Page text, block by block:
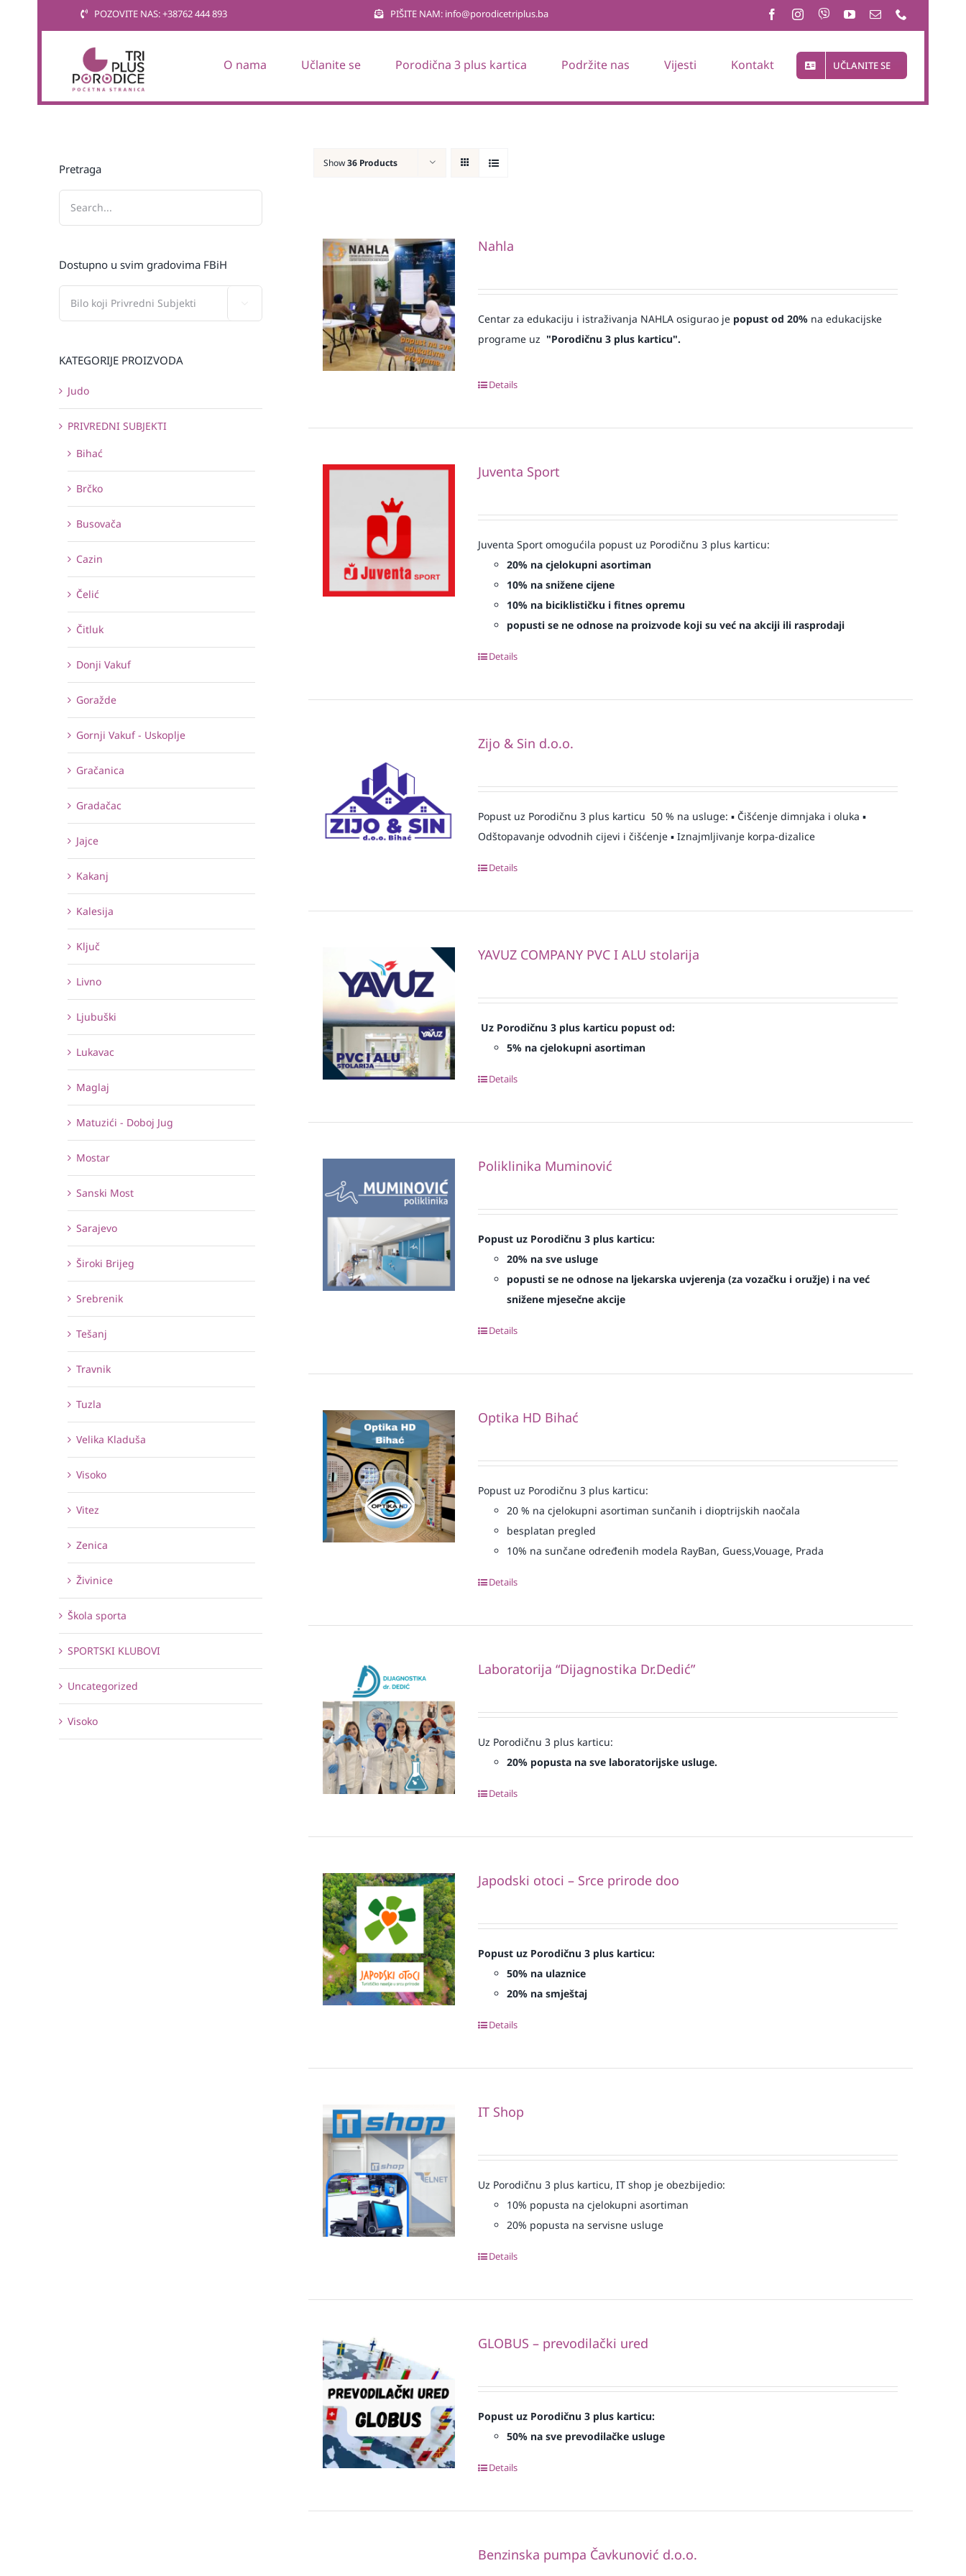
POZOVITE NAS: +38762 444 893 PIŠITE NAM: info@porodicetriplus.ba
O nama Učlanite se Porodična 3 plus kartica Podržite nas Vijesti Kontakt UČLANITE SE
Show36 Products
Nahla
Centar za edukaciju i istraživanja NAHLA osigurao je popust od 20% na edukacijske
programe uz "Porodičnu 3 plus karticu".
Details
Juventa Sport
Juventa Sport omogućila popust uz Porodičnu 3 plus karticu:
20% na cjelokupni asortiman
10% na snižene cijene
10% na biciklističku i fitnes opremu
popusti se ne odnose na proizvode koji su već na akciji ili rasprodaji
Details
Zijo & Sin d.o.o.
Popust uz Porodičnu 3 plus karticu 50 % na usluge: ▪️ Čišćenje dimnjaka i oluka ▪️
Odštopavanje odvodnih cijevi i čišćenje ▪️ Iznajmljivanje korpa-dizalice
Details
YAVUZ COMPANY PVC I ALU stolarija
Uz Porodičnu 3 plus karticu popust od:
5% na cjelokupni asortiman
Details
Poliklinika Muminović
Popust uz Porodičnu 3 plus karticu:
20% na sve usluge
popusti se ne odnose na ljekarska uvjerenja (za vozačku i oružje) i na već
snižene mjesečne akcije
Details
Optika HD Bihać
Popust uz Porodičnu 3 plus karticu:
20 % na cjelokupni asortiman sunčanih i dioptrijskih naočala
besplatan pregled
10% na sunčane određenih modela RayBan, Guess,Vouage, Prada
Details
Laboratorija “Dijagnostika Dr.Dedić”
Uz Porodičnu 3 plus karticu:
20% popusta na sve laboratorijske usluge.
Details
Japodski otoci – Srce prirode doo
Popust uz Porodičnu 3 plus karticu:
50% na ulaznice
20% na smještaj
Details
IT Shop
Uz Porodičnu 3 plus karticu, IT shop je obezbijedio:
10% popusta na cjelokupni asortiman
20% popusta na servisne usluge
Details
GLOBUS – prevodilački ured
Popust uz Porodičnu 3 plus karticu:
50% na sve prevodilačke usluge
Details
Benzinska pumpa Čavkunović d.o.o.
Pretraga
Dostupno u svim gradovima FBiH
KATEGORIJE PROIZVODA
Judo
PRIVREDNI SUBJEKTI
Bihać
Brčko
Busovača
Cazin
Čelić
Čitluk
Donji Vakuf
Goražde
Gornji Vakuf - Uskoplje
Gračanica
Gradačac
Jajce
Kakanj
Kalesija
Ključ
Livno
Ljubuški
Lukavac
Maglaj
Matuzići - Doboj Jug
Mostar
Sanski Most
Sarajevo
Široki Brijeg
Srebrenik
Tešanj
Travnik
Tuzla
Velika Kladuša
Visoko
Vitez
Zenica
Živinice
Škola sporta
SPORTSKI KLUBOVI
Uncategorized
Visoko